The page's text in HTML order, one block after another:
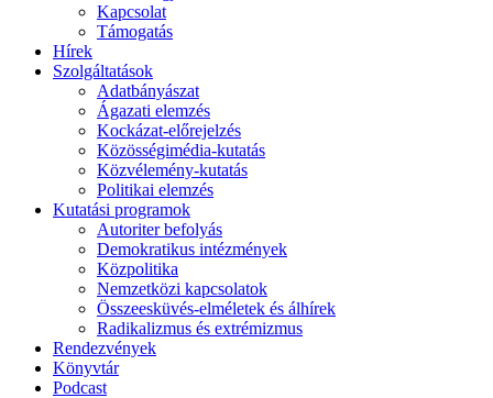
Kapcsolat
Támogatás
Hírek
Szolgáltatások
Adatbányászat
Ágazati elemzés
Kockázat-előrejelzés
Közösségimédia-kutatás
Közvélemény-kutatás
Politikai elemzés
Kutatási programok
Autoriter befolyás
Demokratikus intézmények
Közpolitika
Nemzetközi kapcsolatok
Összeesküvés-elméletek és álhírek
Radikalizmus és extrémizmus
Rendezvények
Könyvtár
Podcast